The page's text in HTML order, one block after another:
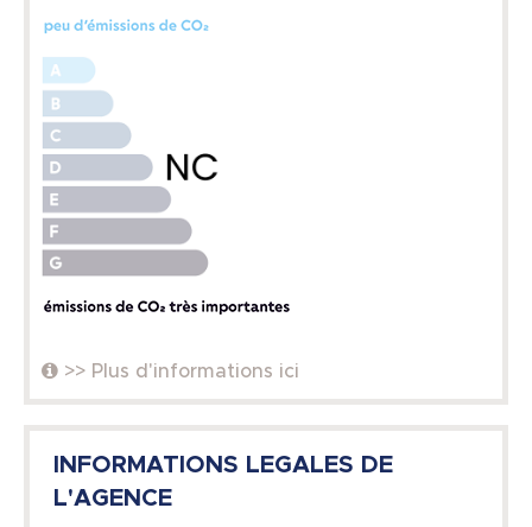
>> Plus d'informations ici
INFORMATIONS LEGALES DE
L'AGENCE